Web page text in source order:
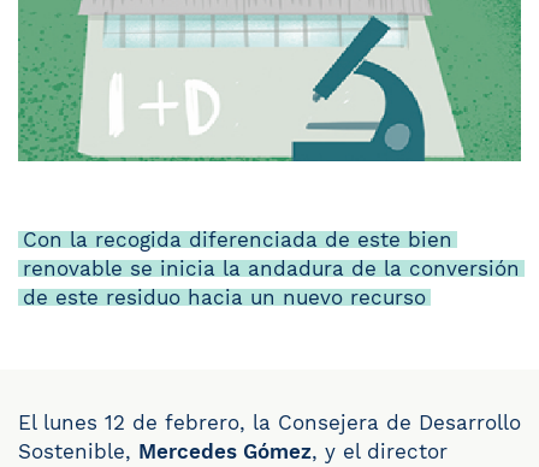
Con la recogida diferenciada de este bien
renovable se inicia la andadura de la conversión
de este residuo hacia un nuevo recurso
El lunes 12 de febrero, la Consejera de Desarrollo
Sostenible, Mercedes Gómez, y el director